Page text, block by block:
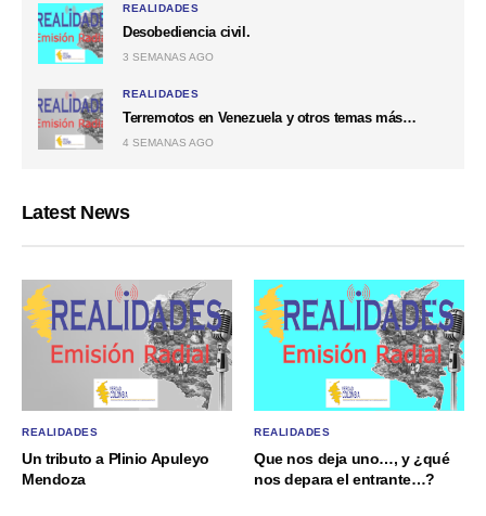
REALIDADES
Desobediencia civil.
3 SEMANAS AGO
REALIDADES
Terremotos en Venezuela y otros temas más…
4 SEMANAS AGO
Latest News
REALIDADES
Un tributo a Plinio Apuleyo
Mendoza
REALIDADES
Que nos deja uno…, y ¿qué
nos depara el entrante…?